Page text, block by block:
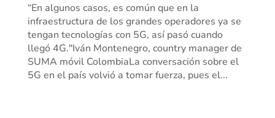
“En algunos casos, es común que en la
infraestructura de los grandes operadores ya se
tengan tecnologías con 5G, así pasó cuando
llegó 4G."Iván Montenegro, country manager de
SUMA móvil ColombiaLa conversación sobre el
5G en el país volvió a tomar fuerza, pues el...